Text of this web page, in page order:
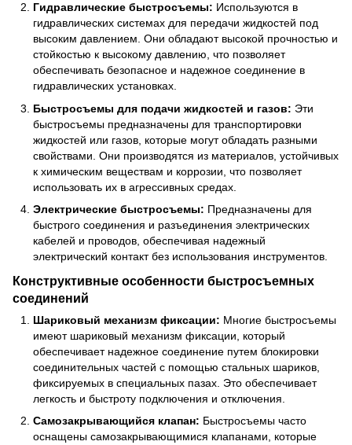
Гидравлические быстросъемы: Используются в
гидравлических системах для передачи жидкостей под
высоким давлением. Они обладают высокой прочностью и
стойкостью к высокому давлению, что позволяет
обеспечивать безопасное и надежное соединение в
гидравлических установках.
Быстросъемы для подачи жидкостей и газов: Эти
быстросъемы предназначены для транспортировки
жидкостей или газов, которые могут обладать разными
свойствами. Они производятся из материалов, устойчивых
к химическим веществам и коррозии, что позволяет
использовать их в агрессивных средах.
Электрические быстросъемы: Предназначены для
быстрого соединения и разъединения электрических
кабелей и проводов, обеспечивая надежный
электрический контакт без использования инструментов.
Конструктивные особенности быстросъемных
соединений
Шариковый механизм фиксации: Многие быстросъемы
имеют шариковый механизм фиксации, который
обеспечивает надежное соединение путем блокировки
соединительных частей с помощью стальных шариков,
фиксируемых в специальных пазах. Это обеспечивает
легкость и быстроту подключения и отключения.
Самозакрывающийся клапан: Быстросъемы часто
оснащены самозакрывающимися клапанами, которые